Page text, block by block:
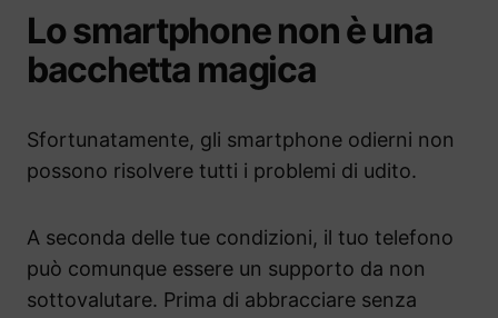
Lo smartphone non è una
bacchetta magica
Sfortunatamente, gli smartphone odierni non
possono risolvere tutti i problemi di udito.
A seconda delle tue condizioni, il tuo telefono
può comunque essere un supporto da non
sottovalutare. Prima di abbracciare senza